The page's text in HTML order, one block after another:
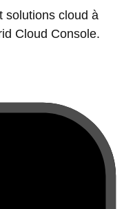
solutions cloud à
Cloud Console.